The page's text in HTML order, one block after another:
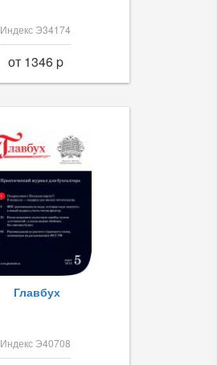
Индекс Э34174
от 1346 p
Главбух
Индекс Э40708